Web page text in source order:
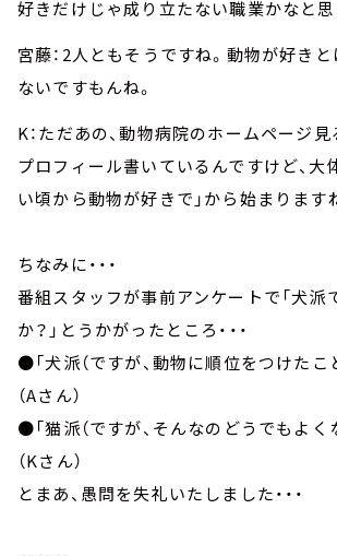
好きだけじゃ成り立たない職業かなと思
宮藤：2人ともそうですね。動物が好き
ないですもんね。
K：ただあの、動物病院のホームページ
プロフィール書いているんですけど、大
い頃から動物が好きで」から始まります
ちなみに・・・
番組スタッフが事前アンケートで「犬派
か？」とうかがったところ・・・
●「犬派（ですが、動物に順位をつけたこ
（Aさん）
●「猫派（ですが、そんなのどうでもよく
（Kさん）
とまあ、愚問を失礼いたしました・・・